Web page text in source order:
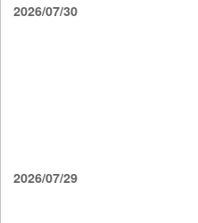
2026/07/30
2026/07/29